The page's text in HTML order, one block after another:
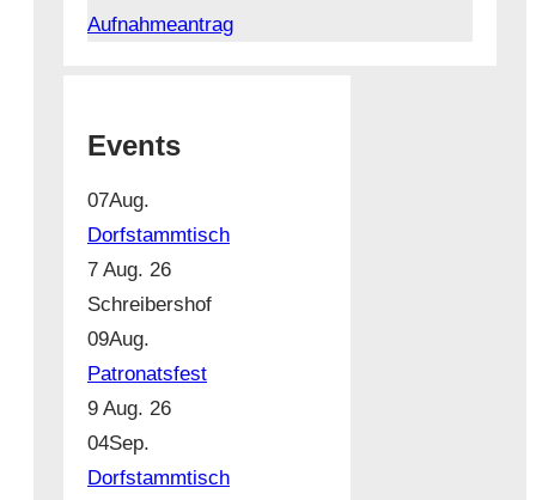
Aufnahmeantrag
Events
07Aug.
Dorfstammtisch
7 Aug. 26
Schreibershof
09Aug.
Patronatsfest
9 Aug. 26
04Sep.
Dorfstammtisch